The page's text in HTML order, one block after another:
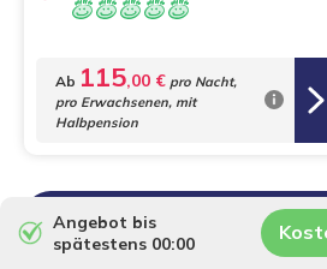
Ab 115,00 € pro Nacht,
pro Erwachsenen, mit
Halbpension
Zurück zu "alle Hotels"
Angebot bis
spätestens 00:00